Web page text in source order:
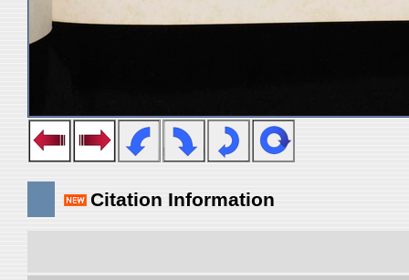
Citation Information